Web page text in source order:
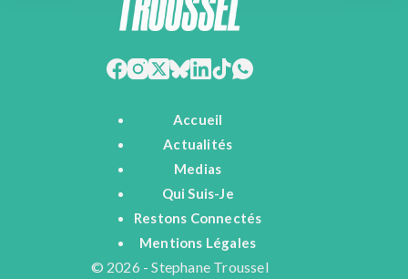
Accueil
Actualités
Medias
Qui Suis-Je
Restons Connectés
Mentions Légales
© 2026 - Stephane Troussel